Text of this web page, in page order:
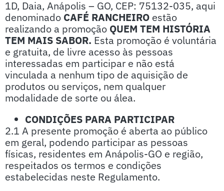
1D, Daia, Anápolis – GO, CEP: 75132-035, aqui
denominado CAFÉ RANCHEIRO estão
realizando a promoção QUEM TEM HISTÓRIA
TEM MAIS SABOR. Esta promoção é voluntária
e gratuita, de livre acesso às pessoas
interessadas em participar e não está
vinculada a nenhum tipo de aquisição de
produtos ou serviços, nem qualquer
modalidade de sorte ou álea.
CONDIÇÕES PARA PARTICIPAR
2.1 A presente promoção é aberta ao público
em geral, podendo participar as pessoas
físicas, residentes em Anápolis-GO e região,
respeitados os termos e condições
estabelecidas neste Regulamento.